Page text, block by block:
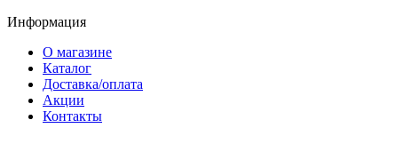
Информация
О магазине
Каталог
Доставка/оплата
Акции
Контакты